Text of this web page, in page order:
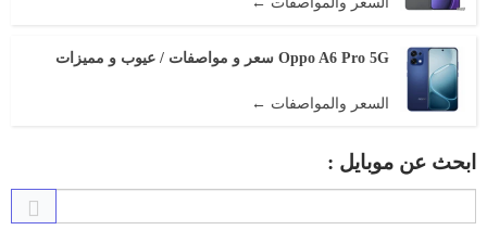
Oppo A6 Pro 5G سعر و مواصفات / عيوب و مميزات
السعر والمواصفات ←
ابحث عن موبايل :